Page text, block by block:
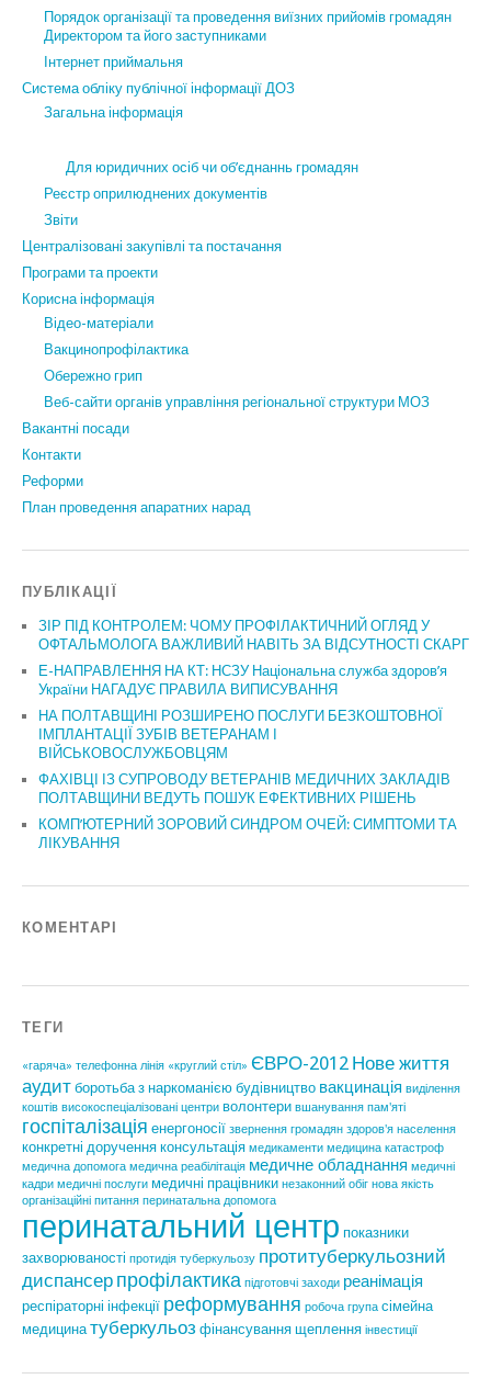
Порядок організації та проведення виїзних прийомів громадян
Директором та його заступниками
Інтернет приймальня
Система обліку публічної інформації ДОЗ
Загальна інформація
Для юридичних осіб чи об’єднаннь громадян
Реєстр оприлюднених документів
Звіти
Централізовані закупівлі та постачання
Програми та проекти
Корисна інформація
Відео-матеріали
Вакцинопрофілактика
Обережно грип
Веб-сайти органів управління регіональної структури МОЗ
Вакантні посади
Контакти
Реформи
План проведення апаратних нарад
ПУБЛІКАЦІЇ
ЗІР ПІД КОНТРОЛЕМ: ЧОМУ ПРОФІЛАКТИЧНИЙ ОГЛЯД У
ОФТАЛЬМОЛОГА ВАЖЛИВИЙ НАВІТЬ ЗА ВІДСУТНОСТІ СКАРГ
Е-НАПРАВЛЕННЯ НА КТ: НСЗУ Національна служба здоров’я
України НАГАДУЄ ПРАВИЛА ВИПИСУВАННЯ
НА ПОЛТАВЩИНІ РОЗШИРЕНО ПОСЛУГИ БЕЗКОШТОВНОЇ
ІМПЛАНТАЦІЇ ЗУБІВ ВЕТЕРАНАМ І
ВІЙСЬКОВОСЛУЖБОВЦЯМ
ФАХІВЦІ ІЗ СУПРОВОДУ ВЕТЕРАНІВ МЕДИЧНИХ ЗАКЛАДІВ
ПОЛТАВЩИНИ ВЕДУТЬ ПОШУК ЕФЕКТИВНИХ РІШЕНЬ
КОМП’ЮТЕРНИЙ ЗОРОВИЙ СИНДРОМ ОЧЕЙ: СИМПТОМИ ТА
ЛІКУВАННЯ
КОМЕНТАРІ
ТЕГИ
«гаряча» телефонна лінія «круглий стіл» ЄВРО-2012 Нове життя
аудит боротьба з наркоманією будівництво вакцинація виділення
коштів високоспеціалізовані центри волонтери вшанування пам'яті
госпіталізація енергоносії звернення громадян здоров'я населення
конкретні доручення консультація медикаменти медицина катастроф
медична допомога медична реабілітація медичне обладнання медичні
кадри медичні послуги медичні працівники незаконний обіг нова якість
організаційні питання перинатальна допомога
перинатальний центр показники
захворюваності протидія туберкульозу протитуберкульозний
диспансер профілактика підготовчі заходи реанімація
респіраторні інфекції реформування робоча група сімейна
медицина туберкульоз фінансування щеплення інвестиції